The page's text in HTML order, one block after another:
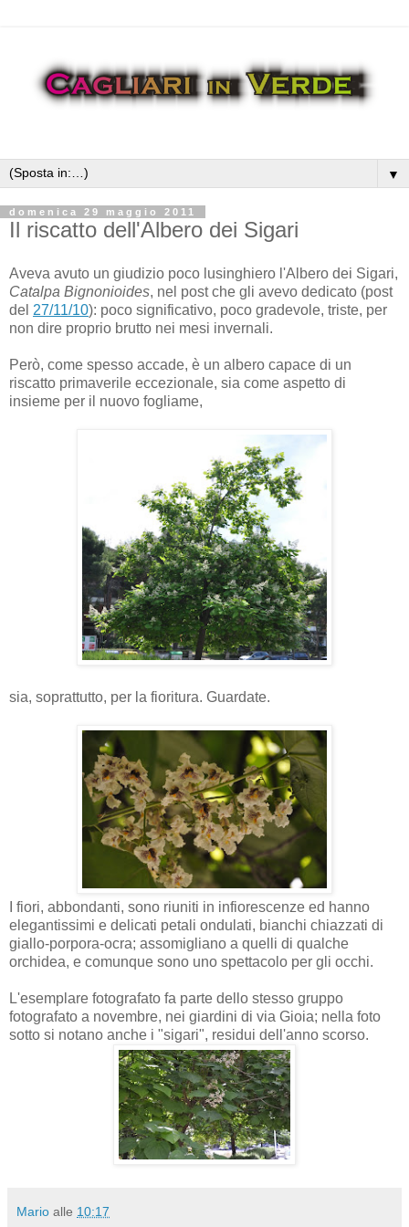
▼
domenica 29 maggio 2011
Il riscatto dell'Albero dei Sigari
Aveva avuto un giudizio poco lusinghiero l'Albero dei Sigari,
Catalpa Bignonioides, nel post che gli avevo dedicato (post
del 27/11/10): poco significativo, poco gradevole, triste, per
non dire proprio brutto nei mesi invernali.
Però, come spesso accade, è un albero capace di un
riscatto primaverile eccezionale, sia come aspetto di
insieme per il nuovo fogliame,
sia, soprattutto, per la fioritura. Guardate.
I fiori, abbondanti, sono riuniti in infiorescenze ed hanno
elegantissimi e delicati petali ondulati, bianchi chiazzati di
giallo-porpora-ocra; assomigliano a quelli di qualche
orchidea, e comunque sono uno spettacolo per gli occhi.
L'esemplare fotografato fa parte dello stesso gruppo
fotografato a novembre, nei giardini di via Gioia; nella foto
sotto si notano anche i "sigari", residui dell'anno scorso.
Mario alle 10:17